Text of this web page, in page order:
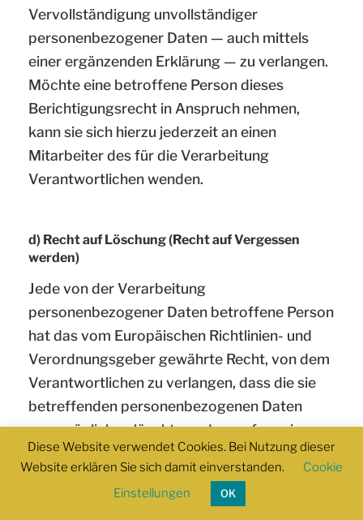
Vervollständigung unvollständiger
personenbezogener Daten — auch mittels
einer ergänzenden Erklärung — zu verlangen.
Möchte eine betroffene Person dieses
Berichtigungsrecht in Anspruch nehmen,
kann sie sich hierzu jederzeit an einen
Mitarbeiter des für die Verarbeitung
Verantwortlichen wenden.
d) Recht auf Löschung (Recht auf Vergessen
werden)
Jede von der Verarbeitung
personenbezogener Daten betroffene Person
hat das vom Europäischen Richtlinien- und
Verordnungsgeber gewährte Recht, von dem
Verantwortlichen zu verlangen, dass die sie
betreffenden personenbezogenen Daten
unverzüglich gelöscht werden, sofern einer
der folgenden Gründe zutrifft und soweit die
Verarbeitung nicht erforderlich ist:
Diese Website verwendet Cookies. Bei Nutzung dieser
Website erklären Sie sich damit einverstanden.
Cookie
Einstellungen
OK